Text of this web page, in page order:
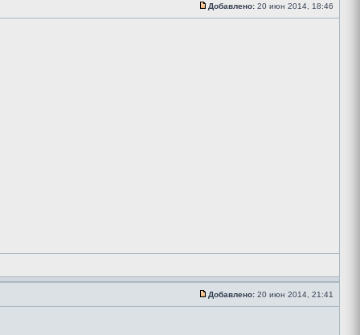
Добавлено: 20 июн 2014, 18:46
Добавлено: 20 июн 2014, 21:41